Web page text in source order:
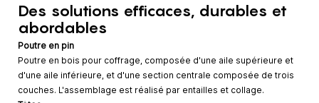
Des solutions efficaces, durables et
abordables
Poutre en pin
Poutre en bois pour coffrage, composée d'une aile supérieure et
d'une aile inférieure, et d'une section centrale composée de trois
couches. L'assemblage est réalisé par entailles et collage.